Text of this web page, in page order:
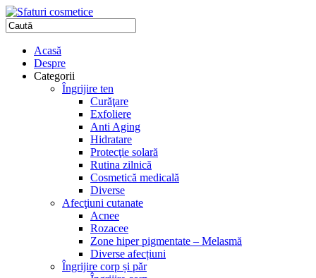
Acasă
Despre
Categorii
Îngrijire ten
Curăţare
Exfoliere
Anti Aging
Hidratare
Protecţie solară
Rutina zilnică
Cosmetică medicală
Diverse
Afecţiuni cutanate
Acnee
Rozacee
Zone hiper pigmentate – Melasmă
Diverse afecțiuni
Îngrijire corp și păr